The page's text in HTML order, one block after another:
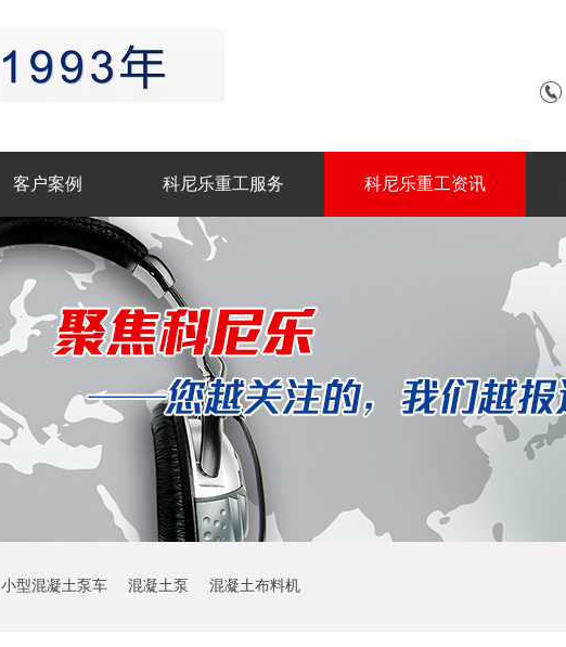
客户案例 科尼乐重工服务 科尼乐重工资讯
小型混凝土泵车 混凝土泵 混凝土布料机